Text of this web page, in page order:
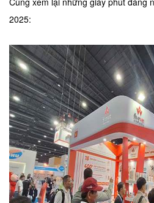
2025: